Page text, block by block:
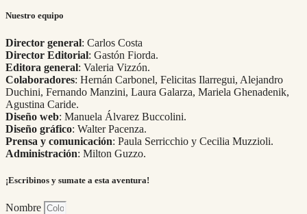
Nuestro equipo
Director general: Carlos Costa
Director Editorial: Gastón Fiorda.
Editora general: Valeria Vizzón.
Colaboradores: Hernán Carbonel, Felicitas Ilarregui, Alejandro
Duchini, Fernando Manzini, Laura Galarza, Mariela Ghenadenik,
Agustina Caride.
Diseño web: Manuela Álvarez Buccolini.
Diseño gráfico: Walter Pacenza.
Prensa y comunicación: Paula Serricchio y Cecilia Muzzioli.
Administración: Milton Guzzo.
¡Escribinos y sumate a esta aventura!
Nombre